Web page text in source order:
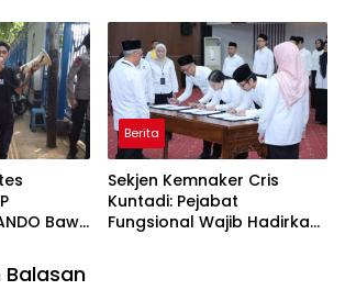
Bawa
Berita
Sekjen Kemnaker Cris
Kuntadi: Pejabat
Fungsional Wajib Hadirkan
Balasan